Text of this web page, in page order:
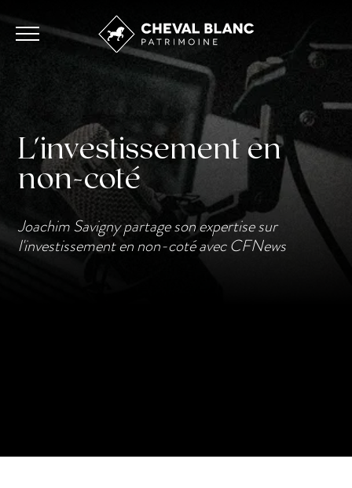
L'investissement en
non-coté
Joachim Savigny partage son expertise sur
l'investissement en non-coté avec CFNews